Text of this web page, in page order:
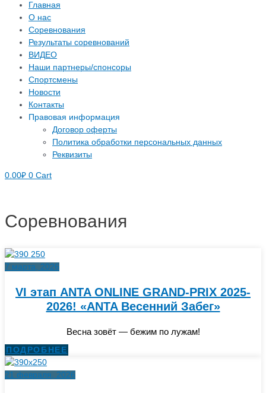
Главная
О нас
Соревнования
Результаты соревнований
ВИДЕО
Наши партнеры/спонсоры
Спортсмены
Новости
Контакты
Правовая информация
Договор оферты
Политика обработки персональных данных
Реквизиты
0.00₽ 0 Cart
Соревнования
7 марта, 2026
VI этап ANTA ONLINE GRAND-PRIX 2025-
2026! «ANTA Весенний Забег»
Весна зовёт — бежим по лужам!
ПОДРОБНЕЕ
21 февраля, 2026